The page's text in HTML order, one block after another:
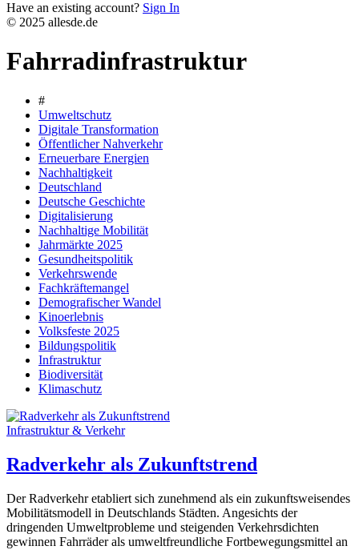
Have an existing account? Sign In
© 2025 allesde.de
Fahrradinfrastruktur
#
Umweltschutz
Digitale Transformation
Öffentlicher Nahverkehr
Erneuerbare Energien
Nachhaltigkeit
Deutschland
Deutsche Geschichte
Digitalisierung
Nachhaltige Mobilität
Jahrmärkte 2025
Gesundheitspolitik
Verkehrswende
Fachkräftemangel
Demografischer Wandel
Kinoerlebnis
Volksfeste 2025
Bildungspolitik
Infrastruktur
Biodiversität
Klimaschutz
Infrastruktur & Verkehr
Radverkehr als Zukunftstrend
Der Radverkehr etabliert sich zunehmend als ein zukunftsweisendes
Mobilitätsmodell in Deutschlands Städten. Angesichts der
dringenden Umweltprobleme und steigenden Verkehrsdichten
gewinnen Fahrräder als umweltfreundliche Fortbewegungsmittel an